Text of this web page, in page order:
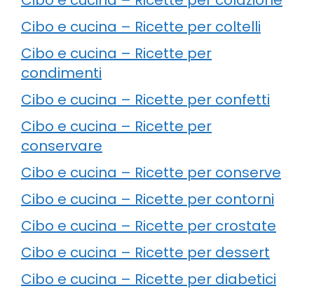
Cibo e cucina – Ricette per coltelli
Cibo e cucina – Ricette per
condimenti
Cibo e cucina – Ricette per confetti
Cibo e cucina – Ricette per
conservare
Cibo e cucina – Ricette per conserve
Cibo e cucina – Ricette per contorni
Cibo e cucina – Ricette per crostate
Cibo e cucina – Ricette per dessert
Cibo e cucina – Ricette per diabetici